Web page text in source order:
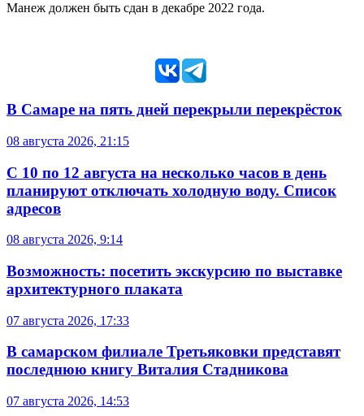
Манеж должен быть сдан в декабре 2022 года.
В Самаре на пять дней перекрыли перекрёсток
08 августа 2026, 21:15
С 10 по 12 августа на несколько часов в день
планируют отключать холодную воду. Список
адресов
08 августа 2026, 9:14
Возможность: посетить экскурсию по выставке
архитектурного плаката
07 августа 2026, 17:33
В самарском филиале Третьяковки представят
последнюю книгу Виталия Стадникова
07 августа 2026, 14:53